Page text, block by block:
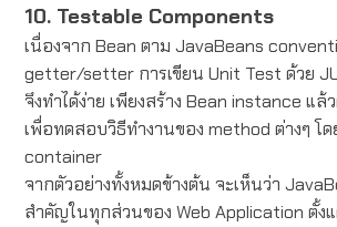
10. Testable Components
เนื่องจาก Bean ตาม JavaBeans
getter/setter การเขียน Unit Test ด้วย
จึงทำได้ง่าย เพียงสร้าง Bean instance แล้
เพื่อทดสอบวิธีทำงานของ method ต่างๆ โ
container
จากตัวอย่างทั้งหมดข้างต้น จะเห็นว่า
สำคัญในทุกส่วนของ Web Application ตั้งแ